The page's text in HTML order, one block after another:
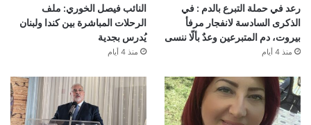
رعد في حملة التبرع بالدم : في
الذكرى السادسة لانفجار مرفأ
بيروت، دم المتبرعين وعدٌ بألّا ننسى
منذ 4 أيام
النائب فيصل الخوري: ملف
الرحلات المباشرة بين كندا ولبنان
يُدرس بجدية
منذ 4 أيام